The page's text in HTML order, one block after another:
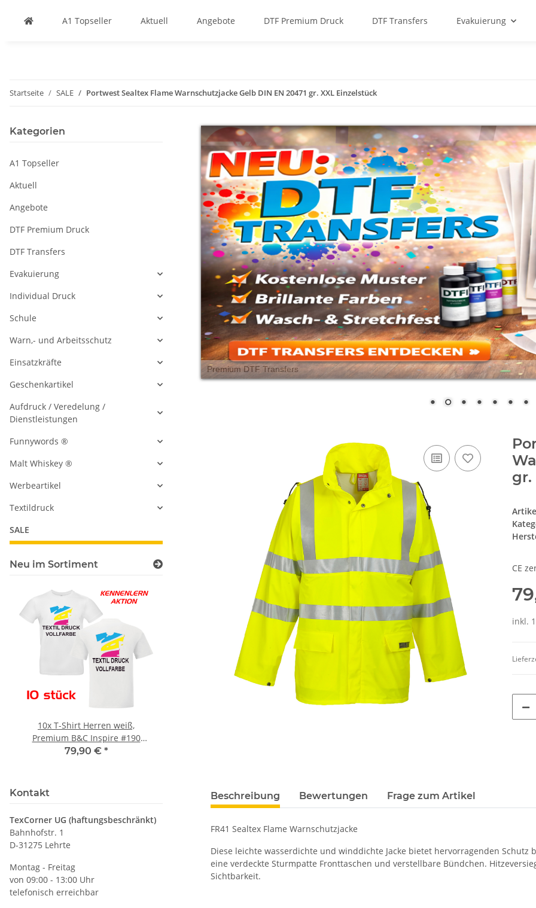
A1 Topseller Aktuell Angebote DTF Premium Druck DTF Transfers Evakuierung
Startseite SALE Portwest Sealtex Flame Warnschutzjacke Gelb DIN EN 20471 gr. XXL Einzelstück
gr.
CE
inkl.
Beschreibung Bewertungen Frage zum Artikel
FR41 Sealtex Flame Warnschutzjacke
Diese leichte wasserdichte und winddichte Jacke bietet hervorragenden
eine verdeckte Sturmpatte Fronttaschen und verstellbare Bündchen.
Sichtbarkeit.
Kategorien
A1 Topseller
Aktuell
Angebote
DTF Premium Druck
DTF Transfers
Evakuierung
Individual Druck
Schule
Warn,- und Arbeitsschutz
Einsatzkräfte
Geschenkartikel
Aufdruck / Veredelung /
Dienstleistungen
Funnywords ®
Malt Whiskey ®
Werbeartikel
Textildruck
SALE
Neu im Sortiment
10x T-Shirt Herren weiß,
Premium B&C Inspire #190
Rundhals mit EINER
79,90 € *
Kontakt
TexCorner UG (haftungsbeschränkt)
Bahnhofstr. 1
D-31275 Lehrte
Montag - Freitag
von 09:00 - 13:00 Uhr
telefonisch erreichbar